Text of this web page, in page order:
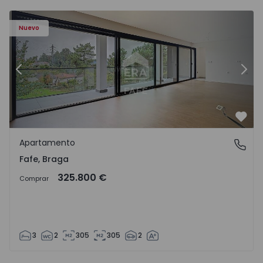
Nuevo
Anterior
Fafe, Braga
Apartamento
Fafe, Braga
Comprar 325.800 €
3 2 305 305 2